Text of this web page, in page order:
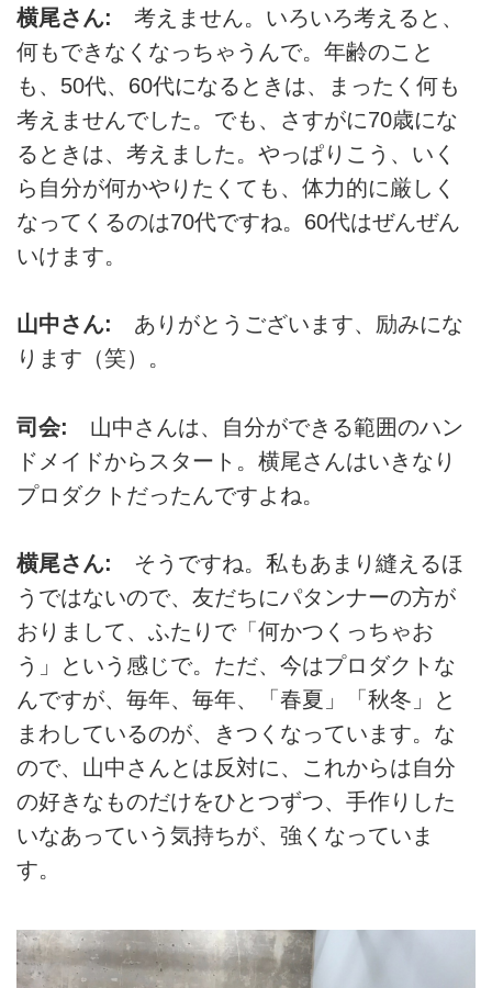
横尾さん: 考えません。いろいろ考えると、
何もできなくなっちゃうんで。年齢のこと
も、50代、60代になるときは、まったく何も
考えませんでした。でも、さすがに70歳にな
るときは、考えました。やっぱりこう、いく
ら自分が何かやりたくても、体力的に厳しく
なってくるのは70代ですね。60代はぜんぜん
いけます。
山中さん: ありがとうございます、励みにな
ります（笑）。
司会: 山中さんは、自分ができる範囲のハン
ドメイドからスタート。横尾さんはいきなり
プロダクトだったんですよね。
横尾さん: そうですね。私もあまり縫えるほ
うではないので、友だちにパタンナーの方が
おりまして、ふたりで「何かつくっちゃお
う」という感じで。ただ、今はプロダクトな
んですが、毎年、毎年、「春夏」「秋冬」と
まわしているのが、きつくなっています。な
ので、山中さんとは反対に、これからは自分
の好きなものだけをひとつずつ、手作りした
いなあっていう気持ちが、強くなっていま
す。